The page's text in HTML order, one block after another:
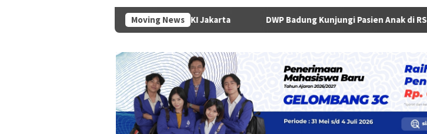
Moving News
Daerah ke Pemprov DKI Jakarta DWP Badung Kunjungi Pasien Anak di RS Mangusada,